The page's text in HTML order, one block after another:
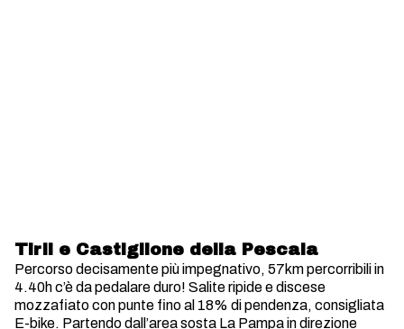
Tirli e Castiglione della Pescaia
Percorso decisamente più impegnativo, 57km percorribili in
4.40h c’è da pedalare duro! Salite ripide e discese
mozzafiato con punte fino al 18% di pendenza, consigliata
E-bike. Partendo dall’area sosta La Pampa in direzione